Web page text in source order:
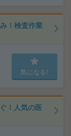
！検査作業
気になる!
！人気の医